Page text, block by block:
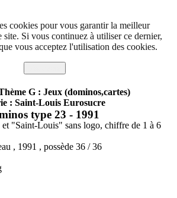
cookies pour vous garantir la meilleur
site. Si vous continuez à utiliser ce dernier,
vous acceptez l'utilisation des cookies.
G : Jeux (dominos,cartes)
: Saint-Louis Eurosucre
type 23 - 1991
"Saint-Louis" sans logo, chiffre de 1 à 6
, 1991 , possède 36 / 36